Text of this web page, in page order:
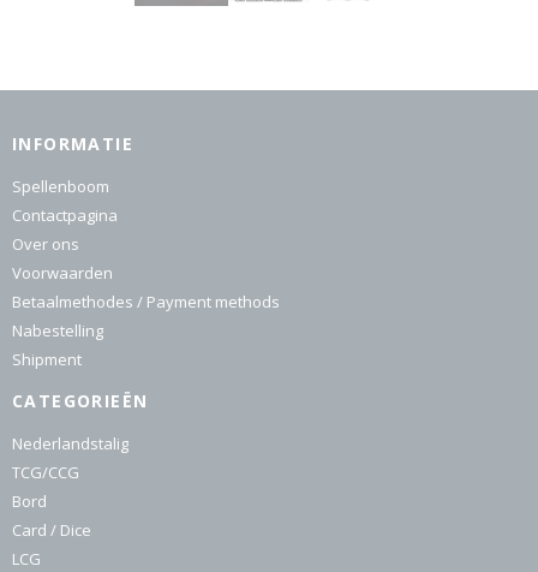
INFORMATIE
Spellenboom
Contactpagina
Over ons
Voorwaarden
Betaalmethodes / Payment methods
Nabestelling
Shipment
CATEGORIEËN
Nederlandstalig
TCG/CCG
Bord
Card / Dice
LCG